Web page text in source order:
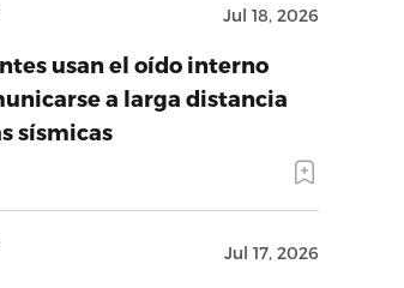
Jul 18, 2026
usan el oído interno
a larga distancia
sísmicas
Jul 17, 2026